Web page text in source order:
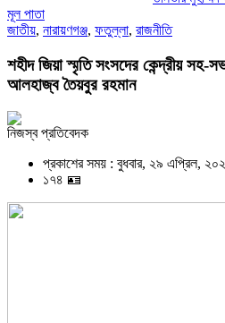
মূল পাতা
জাতীয়, নারায়ণগঞ্জ, ফতুল্লা, রাজনীতি
শহীদ জিয়া স্মৃতি সংসদের কেন্দ্রীয় সহ-
আলহাজ্ব তৈয়বুর রহমান
নিজস্ব প্রতিবেদক
প্রকাশের সময় : বুধবার, ২৯ এপ্রিল,
১৭৪ 🪪